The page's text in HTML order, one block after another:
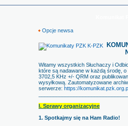
Opcje newsa
Witamy wszystkich Słuchaczy i
które są nadawane w każdą środę,
3702,5 KHz +/- QRM oraz
wysyłkową. Zautomatyzowane
serwerze: https://
I. Sprawy organizacyjne
1. Spotkajmy się na Ham Radio!